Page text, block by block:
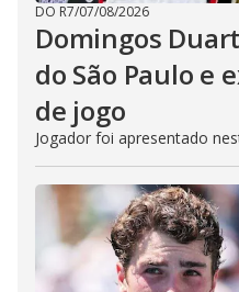
DO R7/07/08/2026
Domingos
do São Paulo e
de jogo
Jogador foi apresentado